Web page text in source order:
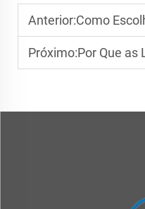
Anterior:Como Escolher
Próximo:Por Que as Luvas